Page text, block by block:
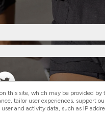
this site, which may be provided
tailor user experiences, support
and activity data, such as IP